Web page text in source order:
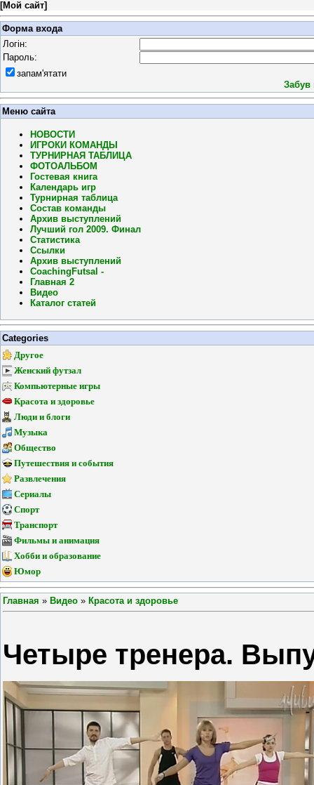
[Мой сайт]
Форма входа
Логін:
Пароль:
запам'ятати
Забув
Меню сайта
НОВОСТИ
ИГРОКИ КОМАНДЫ
ТУРНИРНАЯ ТАБЛИЦА
ФОТОАЛЬБОМ
Гостевая книга
Календарь игр
Турнирная таблица
Состав команды
Архив выступлений
Лучший гол 2009. Финал
Статистика
Ссылки
Архив выступлений
CoachingFutsal -
Главная 2
Видео
Каталог статей
Categories
Другое
Женский футзал
Компьютерные игры
Красота и здоровье
Люди и блоги
Музыка
Общество
Путешествия и события
Развлечения
Сериалы
Спорт
Транспорт
Фильмы и анимация
Хобби и образование
Юмор
Главная » Видео » Красота и здоровье
Четыре тренера.